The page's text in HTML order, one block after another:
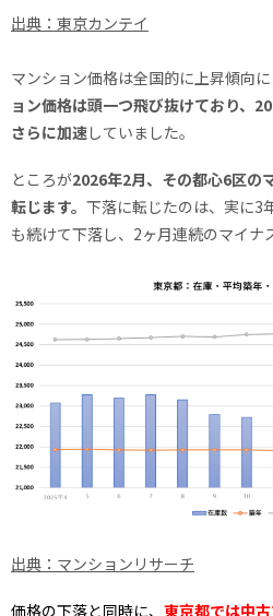
出典：東京カンテイ
マンション価格は全国的に上昇傾向に
ョン価格は頭一つ飛び抜けており、
さらに加速していました。
ところが2026年2月、その都心6区の
転じます。 下落に転じたのは、実に3
も続けて下落し、2ヶ月連続のマイナ
出典：マンションリサーチ
価格の下落と同時に、 東京都では中